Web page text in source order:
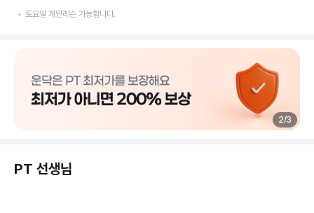
것을 자부합니다.
야음동 유일 단체레슨 캐딜락 사용
캐딜락, 리포머, 체어, 바렐, 스프링보드
단체레슨 사용 기구만 5가지
토요일 개인레슨 가능합니다.
2/3
PT 선생님